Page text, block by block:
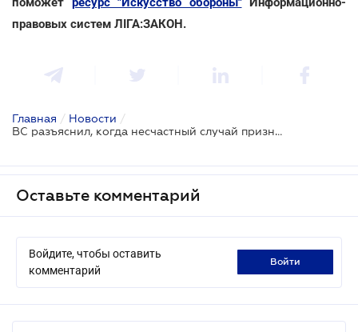
правовых систем ЛІГА:ЗАКОН.
Главная / Новости /
ВС разъяснил, когда несчастный случай признается связанным с производством
Оставьте комментарий
Войдите, чтобы оставить
комментарий
войти